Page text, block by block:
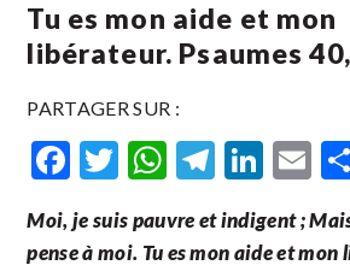
Tu es mon aide et mon
libérateur. Psaumes
PARTAGER SUR :
Facebook
Twitter
WhatsApp
Moi, je suis pauvre et indigent ;
pense à moi. Tu es mon aide et mon